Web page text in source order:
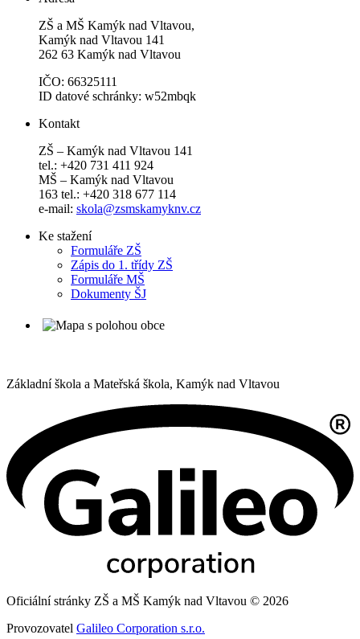
ZŠ a MŠ Kamýk nad Vltavou,
Kamýk nad Vltavou 141
262 63 Kamýk nad Vltavou
IČO: 66325111
ID datové schránky: w52mbqk
Kontakt
ZŠ – Kamýk nad Vltavou 141
tel.: +420 731 411 924
MŠ – Kamýk nad Vltavou
163 tel.: +420 318 677 114
e-mail: skola@zsmskamyknv.cz
Ke stažení
Formuláře ZŠ
Zápis do 1. třídy ZŠ
Formuláře MŠ
Dokumenty ŠJ
Základní škola a Mateřská škola, Kamýk nad Vltavou
Oficiální stránky ZŠ a MŠ Kamýk nad Vltavou © 2026
Provozovatel Galileo Corporation s.r.o.